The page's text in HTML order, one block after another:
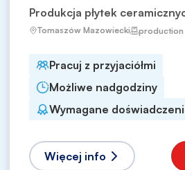
Produkcja płytek
Tomaszów Mazowiecki production
Pracuj z przyjaciółmi
Możliwe nadgodziny
Wymagane
Więcej info